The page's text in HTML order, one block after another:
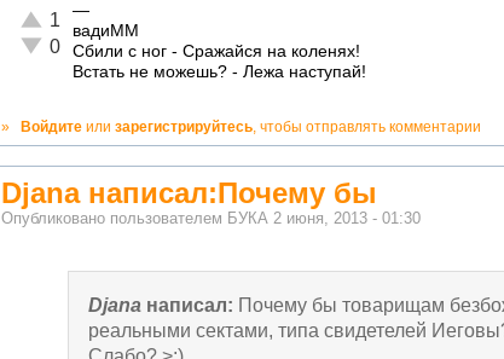
Отлично!
1
Неадекватно!
0
—
вадиММ
Сбили с ног - Сражайся на коленях!
Встать не можешь? - Лежа наступай!
» Войдите или зарегистрируйтесь , чтобы отправлять комментарии
Djana написал:Почему бы
Опубликовано пользователем БУКА 2 июня, 2013 - 01:30
Djana написал: Почему бы товарищам
реальными сектами, типа свидетелей